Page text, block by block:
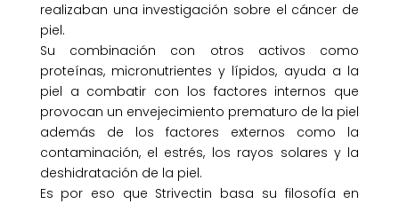
realizaban una investigación sobre el cáncer de
piel.
Su combinación con otros activos como
proteínas, micronutrientes y lípidos, ayuda a la
piel a combatir con los factores internos que
provocan un envejecimiento prematuro de la piel
además de los factores externos como la
contaminación, el estrés, los rayos solares y la
deshidratación de la piel.
Es por eso que Strivectin basa su filosofía en